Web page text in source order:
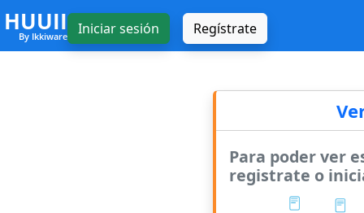
HUUII
By Ikkiware Iniciar sesión Regístrate
Para poder ver
registrate o